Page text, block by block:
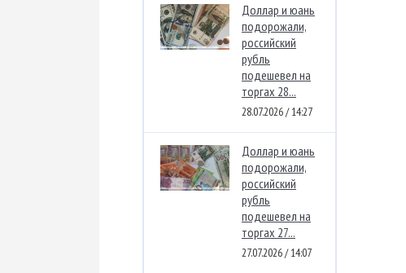
Доллар и юань
подорожали,
российский
рубль
подешевел на
торгах 28...
28.07.2026 / 14:27
Доллар и юань
подорожали,
российский
рубль
подешевел на
торгах 27...
27.07.2026 / 14:07